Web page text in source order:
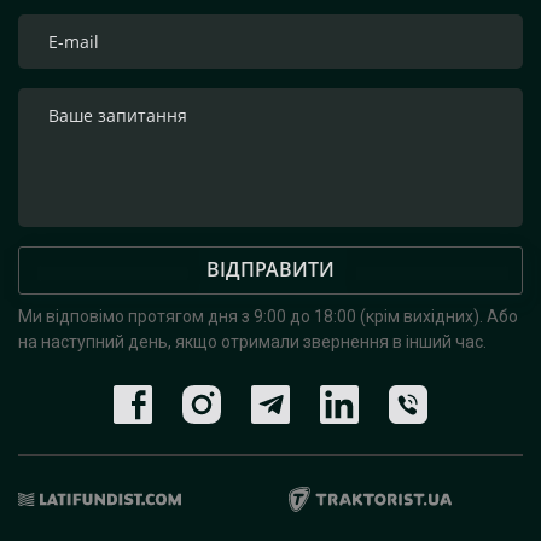
ВІДПРАВИТИ
Ми відповімо протягом дня з 9:00 до 18:00 (крім вихідних). Або
на наступний день, якщо отримали звернення в інший час.